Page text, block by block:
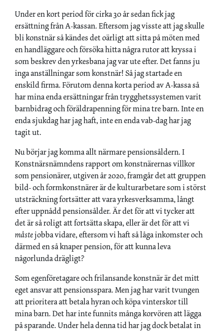
Under en kort period för cirka 30 år sedan fick jag
ersättning från A-kassan. Eftersom jag visste att jag skulle
bli konstnär så kändes det oärligt att sitta på möten med
en handläggare och försöka hitta några rutor att kryssa i
som beskrev den yrkesbana jag var ute efter. Det fanns ju
inga anställningar som konstnär! Så jag startade en
enskild firma. Förutom denna korta period av A-kassa så
har mina enda ersättningar från trygghetssystemen varit
barnbidrag och föräldrapenning för mina tre barn. Inte en
enda sjukdag har jag haft, inte en enda vab-dag har jag
tagit ut.
Nu börjar jag komma allt närmare pensionsåldern. I
Konstnärsnämndens rapport om konstnärernas villkor
som pensionärer, utgiven år 2020, framgår det att gruppen
bild- och formkonstnärer är de kulturarbetare som i störst
utsträckning fortsätter att vara yrkesverksamma, långt
efter uppnådd pensionsålder. Är det för att vi tycker att
det är så roligt att fortsätta skapa, eller är det för att vi
måstejobba vidare, eftersom vi haft så låga inkomster och
därmed en så knaper pension, för att kunna leva
någorlunda drägligt?
Som egenföretagare och frilansande konstnär är det mitt
eget ansvar att pensionsspara. Men jag har varit tvungen
att prioritera att betala hyran och köpa vinterskor till
mina barn. Det har inte funnits många korvören att lägga
på sparande. Under hela denna tid har jag dock betalat in